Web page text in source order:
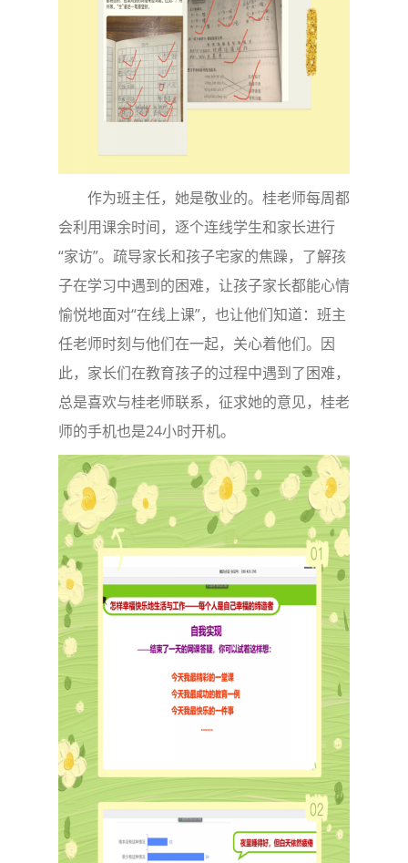
作为班主任，她是敬业的。桂老师每周都
会利用课余时间，逐个连线学生和家长进行
“家访”。疏导家长和孩子宅家的焦躁，了解孩
子在学习中遇到的困难，让孩子家长都能心情
愉悦地面对“在线上课”，也让他们知道：班主
任老师时刻与他们在一起，关心着他们。因
此，家长们在教育孩子的过程中遇到了困难，
总是喜欢与桂老师联系，征求她的意见，桂老
师的手机也是24小时开机。